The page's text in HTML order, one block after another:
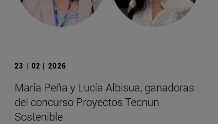
23 | 02 | 2026
María Peña y Lucía Albisua, ganadoras
del concurso Proyectos Tecnun
Sostenible